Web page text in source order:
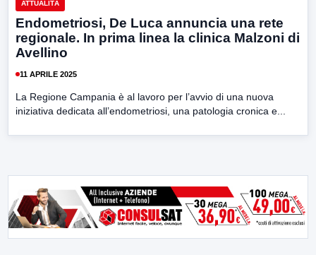
ATTUALITÀ
Endometriosi, De Luca annuncia una rete
regionale. In prima linea la clinica Malzoni di
Avellino
11 APRILE 2025
La Regione Campania è al lavoro per l’avvio di una nuova
iniziativa dedicata all’endometriosi, una patologia cronica e...